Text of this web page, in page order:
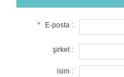
* E-posta :
şirket :
isim :